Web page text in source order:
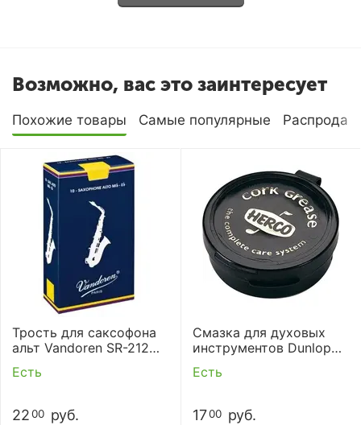
Возможно, вас это заинтересует
Похожие товары Самые популярные
Трость для саксофона
альт Vandoren SR-212
(2)
Есть
2200 руб.
Смазка для духовых
инструментов Dunlop
HE70 CORK GREASE
Есть
1700 руб.